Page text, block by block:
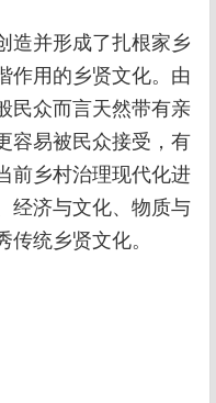
造并形成了扎根家乡
作用的乡贤文化。由
民众而言天然带有亲
容易被民众接受，有
前乡村治理现代化进
经济与文化、物质与
统乡贤文化。